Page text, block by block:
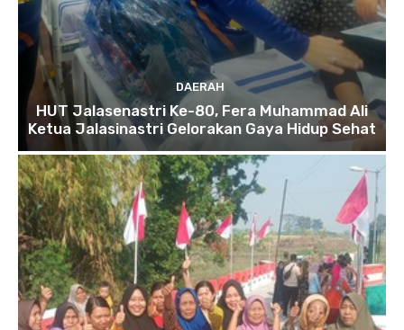
DAERAH
HUT Jalasenastri Ke-80, Fera Muhammad Ali
Ketua Jalasinastri Gelorakan Gaya Hidup Sehat